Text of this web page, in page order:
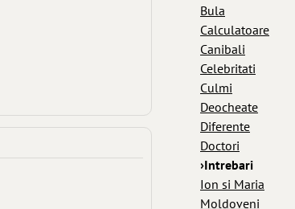
Bula
Calculatoare
Canibali
Celebritati
Culmi
Deocheate
Diferente
Doctori
›Intrebari
Ion si Maria
Moldoveni